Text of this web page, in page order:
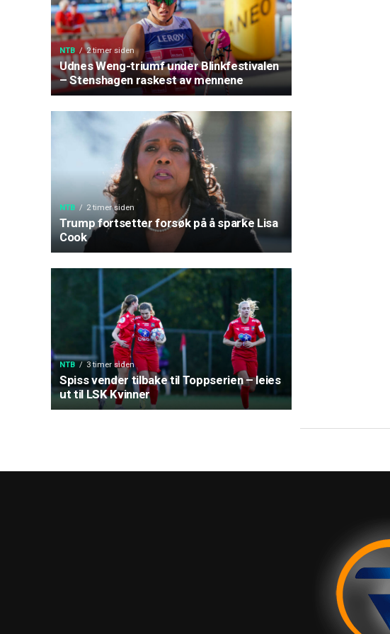
NTB 2 timer siden
Udnes Weng-triumf under Blinkfestivalen
– Stenshagen raskest av mennene
NTB 2 timer siden
Trump fortsetter forsøk på å sparke Lisa
Cook
NTB 3 timer siden
Spiss vender tilbake til Toppserien – leies
ut til LSK Kvinner